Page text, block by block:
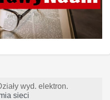
wyd. elektron.
sieci